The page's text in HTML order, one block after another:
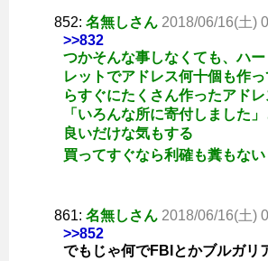
852: 名無しさん 2018/06/16(土)
>>832
つかそんな事しなくても、ハ
レットでアドレス何十個も作
らすぐにたくさん作ったアド
「いろんな所に寄付しました
良いだけな気もする
買ってすぐなら利確も糞もない
861: 名無しさん 2018/06/16(土)
>>852
でもじゃ何でFBIとかブルガリ